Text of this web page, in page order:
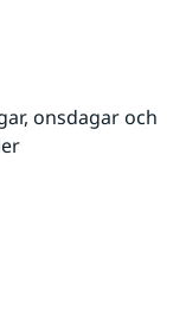
onsdagar och